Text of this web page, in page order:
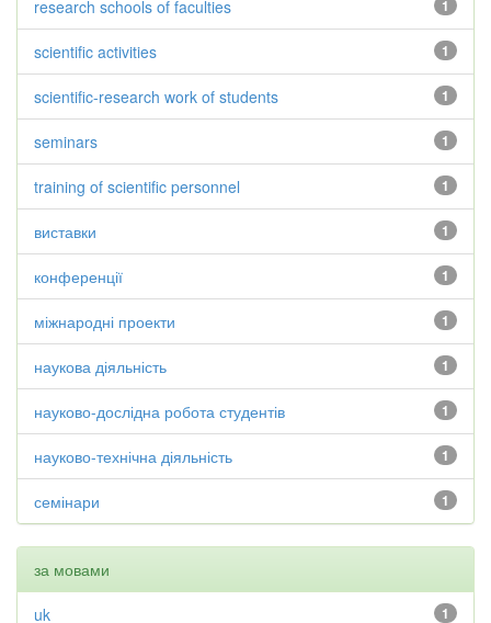
1
research schools of faculties
1
scientific activities
1
scientific-research work of students
1
seminars
1
training of scientific personnel
1
виставки
1
конференції
1
міжнародні проекти
1
наукова діяльність
1
науково-дослідна робота студентів
1
науково-технічна діяльність
1
семінари
за мовами
1
uk